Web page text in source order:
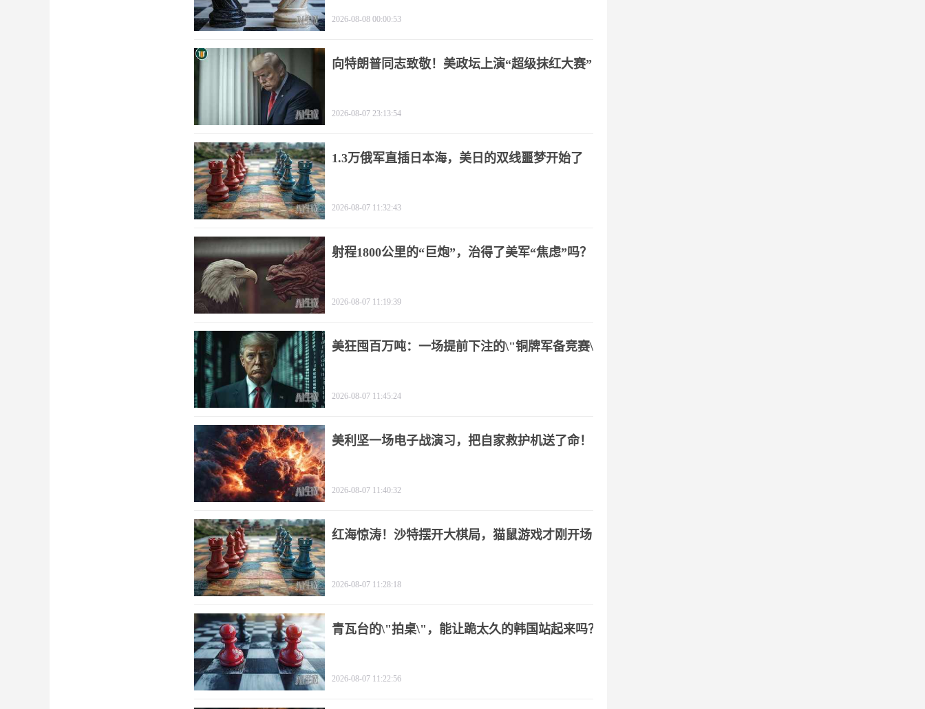
2026-08-08 00:00:53
向特朗普同志致敬！美政坛上演“超级抹红大赛”
2026-08-07 23:13:54
1.3万俄军直插日本海，美日的双线噩梦开始了
2026-08-07 11:32:43
射程1800公里的“巨炮”，治得了美军“焦虑”吗？
2026-08-07 11:19:39
美狂囤百万吨：一场提前下注的\"铜牌军备竞赛\"
2026-08-07 11:45:24
美利坚一场电子战演习，把自家救护机送了命！
2026-08-07 11:40:32
红海惊涛！沙特摆开大棋局，猫鼠游戏才刚开场
2026-08-07 11:28:18
青瓦台的\"拍桌\"，能让跪太久的韩国站起来吗？
2026-08-07 11:22:56